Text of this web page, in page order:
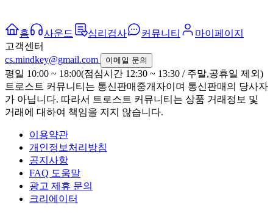
홈 사운드 심리검사 커뮤니티
마이페이지
고객센터
cs.mindkey@gmail.com
이메일 문의
평일 10:00 ~ 18:00(점심시간 12:30 ~ 13:30 / 주말,공휴일 제외)
트로스트 커뮤니티는 통신판매중개자이며 통신판매의 당사자
가 아닙니다. 따라서 트로스트 커뮤니티는 상품 거래정보 및
거래에 대하여 책임을 지지 않습니다.
이용약관
개인정보처리방침
공지사항
FAQ 도움말
광고 제휴 문의
크리에이터